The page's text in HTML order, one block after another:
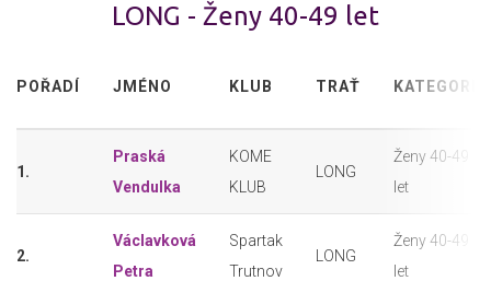
LONG - Ženy 40-49 let
POŘADÍ JMÉNO KLUB TRAŤ KATEGORIE
1.
Praská
Vendulka
KOME
KLUB
LONG
Ženy 40-49
let
2.
Václavková
Petra
Spartak
Trutnov
LONG
Ženy 40-49
let